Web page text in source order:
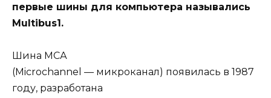
первые шины для компьютера назывались
Multibus1.
Шина МСА
(Microchannel — микроканал) появилась в 1987
году, разработана